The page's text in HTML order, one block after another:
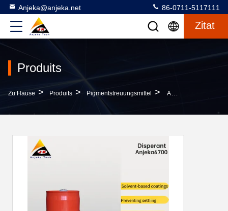
Anjeka@anjeka.net 86-0711-5117111
Zitat
Produits
Zu Hause > Produits > Pigmentstreuungsmittel > Anjeka Pigment Dispergierungsmittel Dispergierend In Gelber Farbflüssigkeit